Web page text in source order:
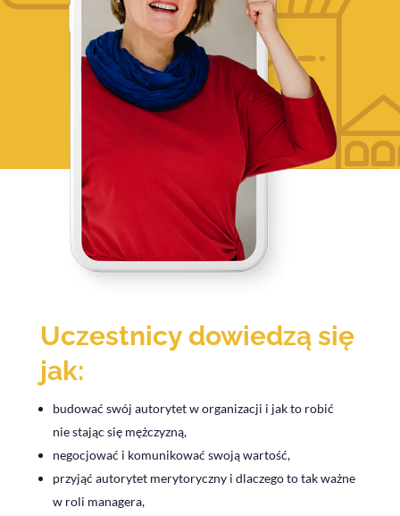
Uczestnicy dowiedzą się
jak:
budować swój autorytet w organizacji i jak to robić
nie stając się mężczyzną,
negocjować i komunikować swoją wartość,
przyjąć autorytet merytoryczny i dlaczego to tak ważne
w roli managera,